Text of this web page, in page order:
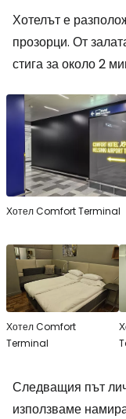
Хотелът е
прозорци. От
стига за около 2
Хотел Comfort Terminal
Хотел Comfort
Terminal
Следващия път
използваме